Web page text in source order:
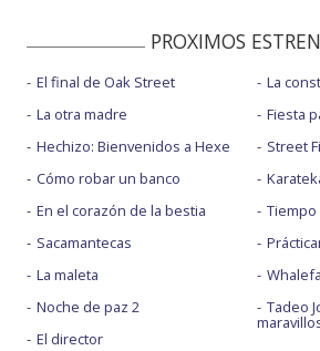
PROXIMOS
El final de Oak Street
La otra madre
Hechizo: Bienvenidos a Hexe
Cómo robar un banco
En el corazón de la bestia
Sacamantecas
La maleta
Noche de paz 2
El director
La
Fiesta
Street
Tiempo
Tadeo